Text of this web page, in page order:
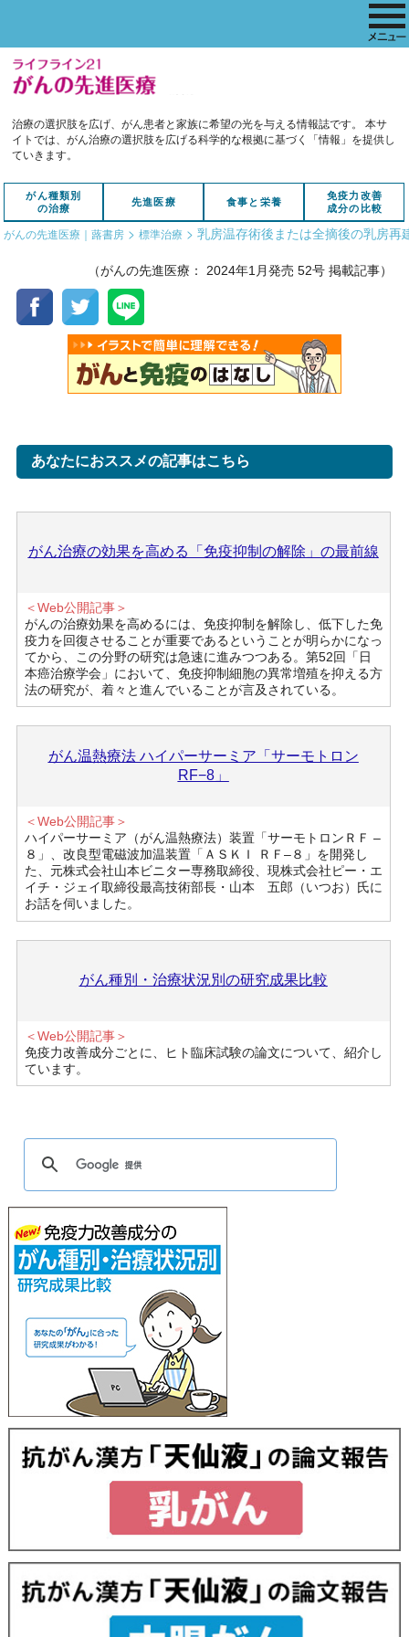
治療の選択肢を広げ、がん患者と家族に希望の光を与える情報誌です。
本サ
イトでは、がん治療の選択肢を広げる科学的な根拠に基づく「情報」を提供し
ていきます。
がん種類別
の治療
先進医療 食事と栄養
免疫力改善
成分の比較
がんの先進医療｜蕗書房 >標準治療 >乳房温存術後または全摘後の乳房
（がんの先進医療： 2024年1月発売 52号 掲載記事）
あなたにおススメの記事はこちら
がん治療の効果を高める「免疫抑制の解除」の最前線
＜Web公開記事＞
がんの治療効果を高めるには、免疫抑制を解除し、低下した免
疫力を回復させることが重要であるということが明らかになっ
てから、この分野の研究は急速に進みつつある。第52回「日
本癌治療学会」において、免疫抑制細胞の異常増殖を抑える方
法の研究が、着々と進んでいることが言及されている。
がん温熱療法 ハイパーサーミア「サーモトロン
RF−8」
＜Web公開記事＞
ハイパーサーミア（がん温熱療法）装置「サーモトロンＲＦ –
８」、改良型電磁波加温装置「ＡＳＫＩ ＲＦ–８」を開発し
た、元株式会社山本ビニター専務取締役、現株式会社ピー・エ
イチ・ジェイ取締役最高技術部長・山本 五郎（いつお）氏に
お話を伺いました。
がん種別・治療状況別の研究成果比較
＜Web公開記事＞
免疫力改善成分ごとに、ヒト臨床試験の論文について、紹介し
ています。